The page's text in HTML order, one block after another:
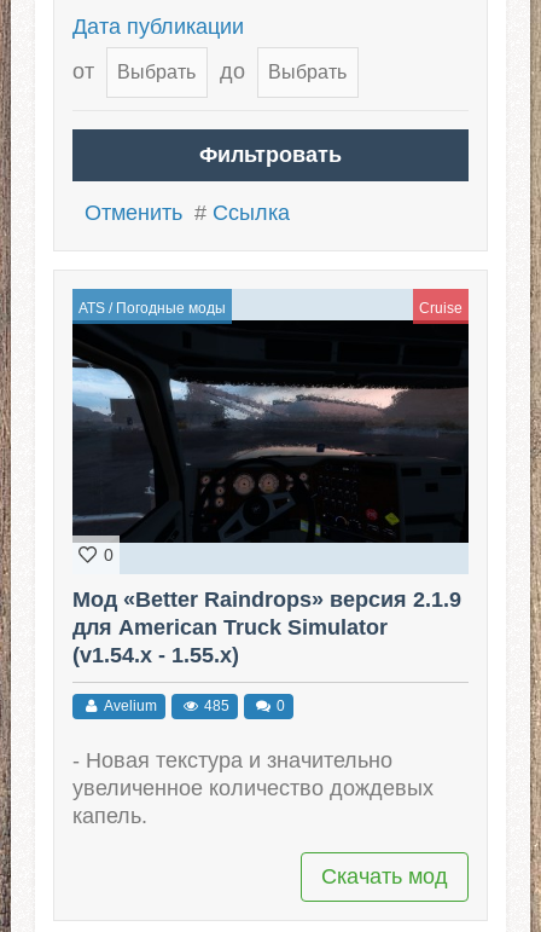
Дата публикации
от
до
Отменить # Ссылка
ATS/ Погодные моды Cruise
0
Мод «Better Raindrops» версия 2.1.9
для American Truck Simulator
(v1.54.x - 1.55.x)
Avelium 485 0
- Новая текстура и значительно
увеличенное количество дождевых
капель.
Скачать мод